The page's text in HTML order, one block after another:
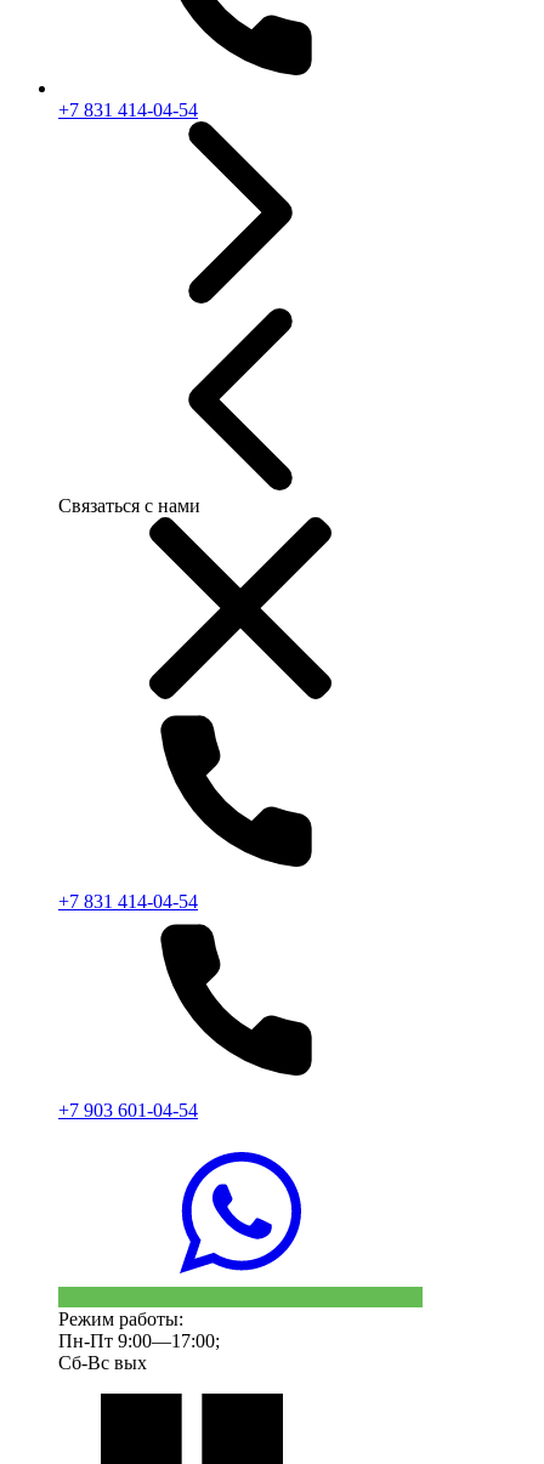
+7 831 414-04-54
Связаться с нами
+7 831 414-04-54
+7 903 601-04-54
Режим работы:
Пн-Пт 9:00—17:00;
Сб-Вс вых